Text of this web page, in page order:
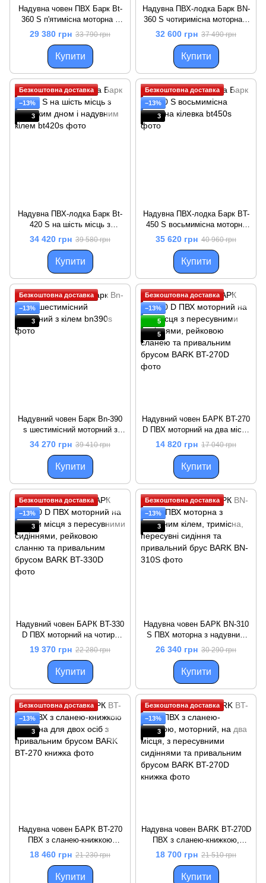
Надувна човен ПВХ Барк Bt-
360 S п'ятимісна моторна з
надувним кілем і жорстким
дном
29 380 грн 33 790 грн
Купити
Надувна ПВХ-лодка Барк BN-
360 S чотиримісна моторна з
кілем
32 600 грн 37 490 грн
Купити
Безкоштовна доставка
−13%
3
Надувна ПВХ-лодка Барк Bt-
420 S на шість місць з
жорстким дном і надувним
кілем
34 420 грн 39 580 грн
Купити
Безкоштовна доставка
−13%
3
Надувна ПВХ-лодка Барк BT-
450 S восьмимісна моторна
кілевка
35 620 грн 40 960 грн
Купити
Безкоштовна доставка
−13%
3
Надувний човен Барк Bn-390
s шестимісний моторний з
кілем
34 270 грн 39 410 грн
Купити
Безкоштовна доставка
−13%
5
5
Надувний човен БАРК BT-270
D ПВХ моторний на два місця
з пересувними сидіннями,
рейковою сланею та
привальним брусом
14 820 грн 17 040 грн
Купити
Безкоштовна доставка
−13%
3
Надувний човен БАРК BT-330
D ПВХ моторний на чотири
місця з пересувними
сидіннями, рейковою сланню
та привальним брусом
19 370 грн 22 280 грн
Купити
Безкоштовна доставка
−13%
3
Надувна човен БАРК BN-310
S ПВХ моторна з надувним
кілем, тримісна, пересувні
сидіння та привальний брус
26 340 грн 30 290 грн
Купити
Безкоштовна доставка
−13%
3
Надувна човен БАРК BT-270
ПВХ з сланею-книжкою
моторна для двох осіб з
привальним брусом
18 460 грн 21 230 грн
Купити
Безкоштовна доставка
−13%
3
Надувна човен BARK BT-270D
ПВХ з сланею-книжкою,
моторний, на два місця, з
пересувними сидіннями та
привальним брусом
18 700 грн 21 510 грн
Купити